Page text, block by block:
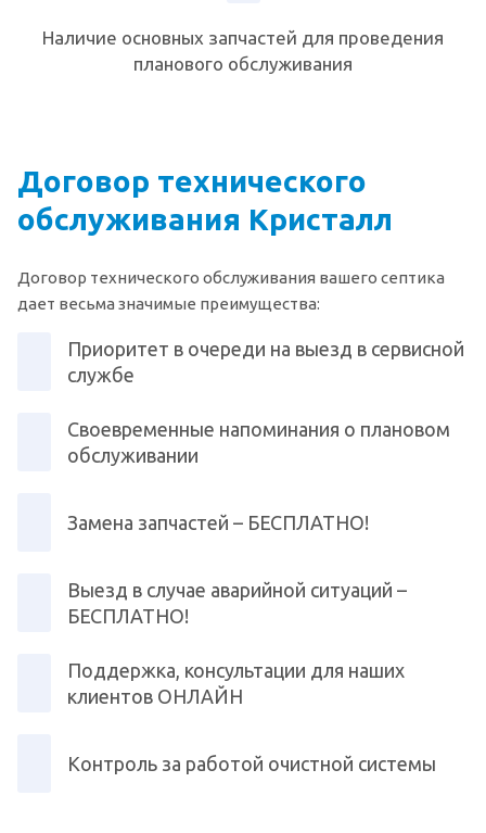
Наличие основных запчастей для проведения
планового обслуживания
Договор технического
обслуживания Кристалл
Договор технического обслуживания вашего септика
дает весьма значимые преимущества:
Приоритет в очереди на выезд в сервисной
службе
Своевременные напоминания о плановом
обслуживании
Замена запчастей – БЕСПЛАТНО!
Выезд в случае аварийной ситуаций –
БЕСПЛАТНО!
Поддержка, консультации для наших
клиентов ОНЛАЙН
Контроль за работой очистной системы